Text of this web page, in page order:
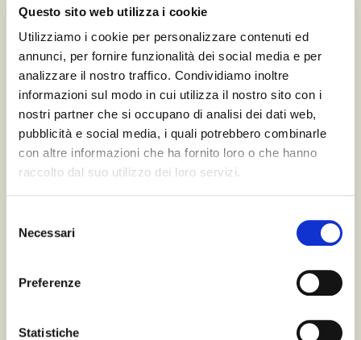
Questo sito web utilizza i cookie
Utilizziamo i cookie per personalizzare contenuti ed
annunci, per fornire funzionalità dei social media e per
analizzare il nostro traffico. Condividiamo inoltre
informazioni sul modo in cui utilizza il nostro sito con i
nostri partner che si occupano di analisi dei dati web,
pubblicità e social media, i quali potrebbero combinarle
con altre informazioni che ha fornito loro o che hanno
raccolto dal suo utilizzo dei loro servizi.
delNecessari
Preferenze
Statistiche
I authorize the use of my personal data according to
the law of privacy [ ?]